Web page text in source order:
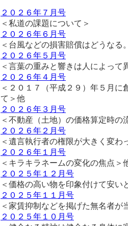
２０２６年７月号
＜私道の課題について＞
２０２６年６月号
＜台風などの損害賠償はどうなる
２０２６年５月号
＜言葉の重みと響きは人によって
２０２６年４月号
＜２０１７（平成２９）年５月
て＞他
２０２６年３月号
＜不動産（土地）の価格算定時の
２０２６年２月号
＜遺言執行者の権限が大きく変わ
２０２６年１月号
＜キラキラネームの変化の焦点＞
２０２５年１２月号
＜価格の高い物を印象付けて安い
２０２５年１１月号
＜家賃抑制などを掲げた無名者が
２０２５年１０月号